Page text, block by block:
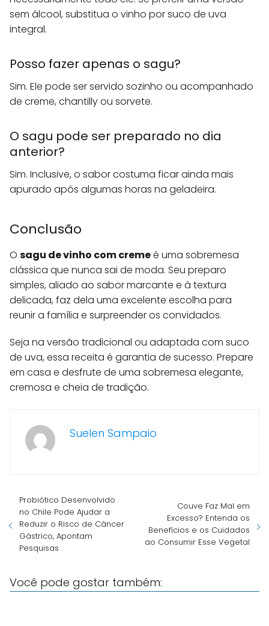
sem álcool, substitua o vinho por suco de uva
integral.
Posso fazer apenas o sagu?
Sim. Ele pode ser servido sozinho ou acompanhado
de creme, chantilly ou sorvete.
O sagu pode ser preparado no dia
anterior?
Sim. Inclusive, o sabor costuma ficar ainda mais
apurado após algumas horas na geladeira.
Conclusão
O sagu de vinho com cremeé uma sobremesa
clássica que nunca sai de moda. Seu preparo
simples, aliado ao sabor marcante e à textura
delicada, faz dela uma excelente escolha para
reunir a família e surpreender os convidados.
Seja na versão tradicional ou adaptada com suco
de uva, essa receita é garantia de sucesso. Prepare
em casa e desfrute de uma sobremesa elegante,
cremosa e cheia de tradição.
Suelen Sampaio
Probiótico Desenvolvido
no Chile Pode Ajudar a
Reduzir o Risco de Câncer
Gástrico, Apontam
Pesquisas
Couve Faz Mal em
Excesso? Entenda os
Benefícios e os Cuidados
ao Consumir Esse Vegetal
Você pode gostar também: